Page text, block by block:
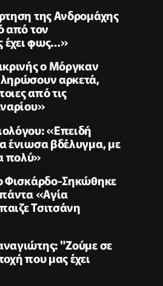
της Ανδρομάχης
από τον
έχει φως…»
ο Μόργκαν
αρκετά,
από τις
«Επειδή
ένιωσα βδέλυγμα, με
πολύ»
Φισκάρδο-Σηκώθηκε
«Αγία
Τσιτσάνη
"Ζούμε σε
που μας έχει